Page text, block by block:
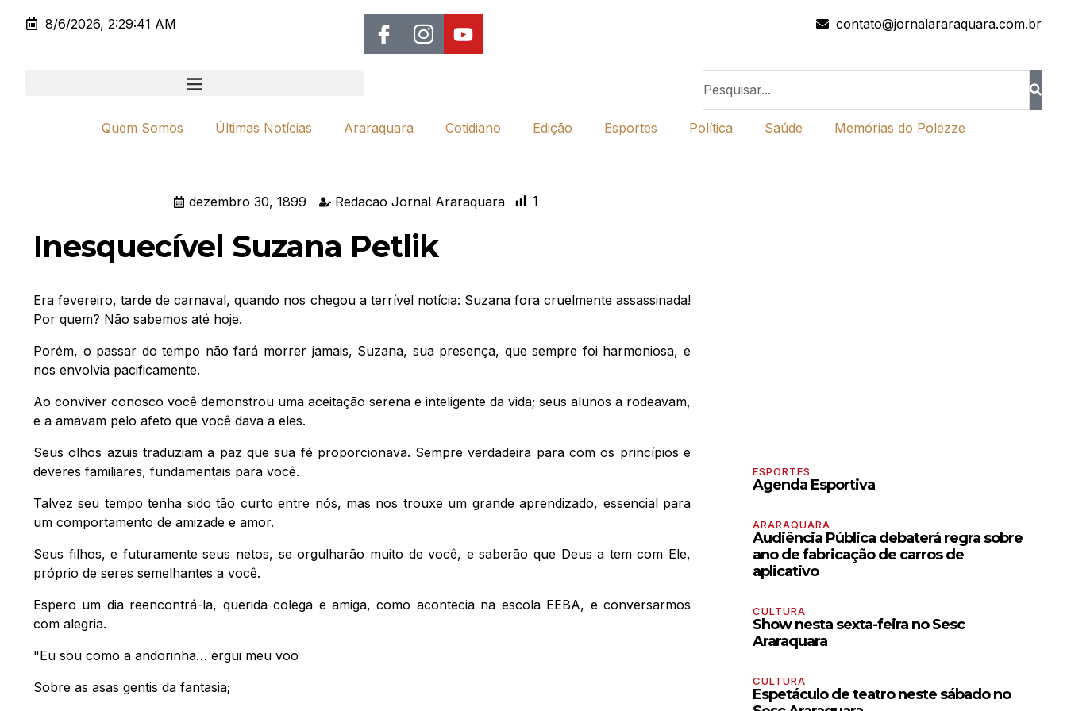
8/6/2026, 2:29:41 AM contato@jornalararaquara.com.br
Quem Somos Últimas Notícias Araraquara Cotidiano Edição Esportes Política Saúde Memórias do Polezze
dezembro 30, 1899 Redacao Jornal Araraquara 1
Inesquecível Suzana Petlik
Era fevereiro, tarde de carnaval, quando nos chegou a terrível notícia: Suzana fora cruelmente assassinada!
Por quem? Não sabemos até hoje.
Porém, o passar do tempo não fará morrer jamais, Suzana, sua presença, que sempre foi harmoniosa, e
nos envolvia pacificamente.
Ao conviver conosco você demonstrou uma aceitação serena e inteligente da vida; seus alunos a rodeavam,
e a amavam pelo afeto que você dava a eles.
Seus olhos azuis traduziam a paz que sua fé proporcionava. Sempre verdadeira para com os princípios e
deveres familiares, fundamentais para você.
Talvez seu tempo tenha sido tão curto entre nós, mas nos trouxe um grande aprendizado, essencial para
um comportamento de amizade e amor.
Seus filhos, e futuramente seus netos, se orgulharão muito de você, e saberão que Deus a tem com Ele,
próprio de seres semelhantes a você.
Espero um dia reencontrá-la, querida colega e amiga, como acontecia na escola EEBA, e conversarmos
com alegria.
"Eu sou como a andorinha… ergui meu voo
Sobre as asas gentis da fantasia;
ESPORTES
Agenda Esportiva
ARARAQUARA
Audiência Pública debaterá regra sobre
ano de fabricação de carros de
aplicativo
CULTURA
Show nesta sexta-feira no Sesc
Araraquara
CULTURA
Espetáculo de teatro neste sábado no